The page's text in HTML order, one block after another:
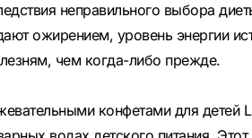
неправильного выбора
ожирением, уровень энергии
чем когда-либо прежде.
конфетами для детей